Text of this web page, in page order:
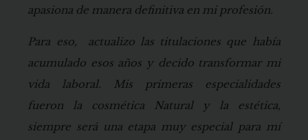
apasiona de manera definitiva en mi profesión.
Para eso, actualizo las titulaciones que había
acumulado esos años y decido transformar mi
vida laboral. Mis primeras especialidades
fueron la cosmética Natural y la estética,
siempre será una etapa muy especial para mí